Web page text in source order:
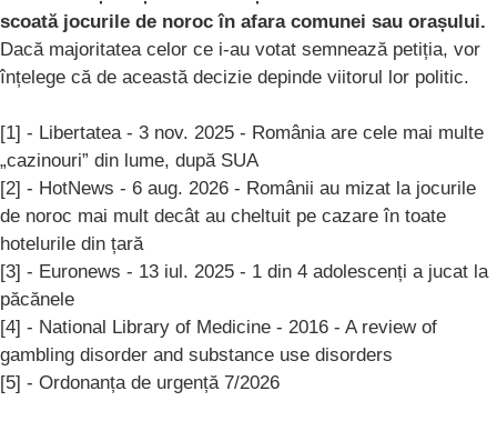
scoată jocurile de noroc în afara comunei sau orașului.
Dacă majoritatea celor ce i-au votat semnează petiția, vor
înțelege că de această decizie depinde viitorul lor politic.
[1] - Libertatea - 3 nov. 2025 - România are cele mai multe
„cazinouri” din lume, după SUA
[2] - HotNews - 6 aug. 2026 - Românii au mizat la jocurile
de noroc mai mult decât au cheltuit pe cazare în toate
hotelurile din țară
[3] - Euronews - 13 iul. 2025 - 1 din 4 adolescenți a jucat la
păcănele
[4] - National Library of Medicine - 2016 - A review of
gambling disorder and substance use disorders
[5] - Ordonanța de urgență 7/2026